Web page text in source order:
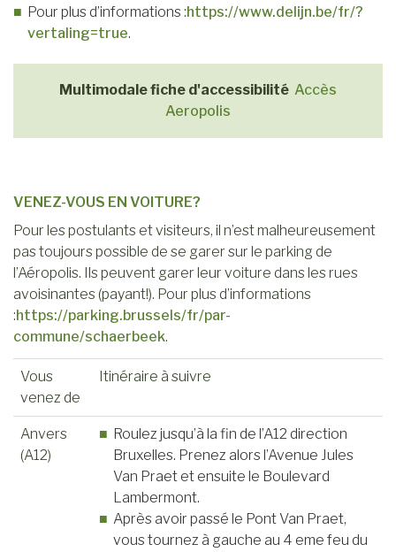
Pour plus d’informations :https://www.delijn.be/fr/?
vertaling=true.
Multimodale fiche d'accessibilité Accès
Aeropolis
VENEZ-VOUS EN VOITURE?
Pour les postulants et visiteurs, il n’est malheureusement
pas toujours possible de se garer sur le parking de
l’Aéropolis. Ils peuvent garer leur voiture dans les rues
avoisinantes (payant!). Pour plus d’informations
:https://parking.brussels/fr/par-
commune/schaerbeek.
Vous
venez de
Itinéraire à suivre
Anvers
(A12)
Roulez jusqu’à la fin de l’A12 direction
Bruxelles. Prenez alors l’Avenue Jules
Van Praet et ensuite le Boulevard
Lambermont.
Après avoir passé le Pont Van Praet,
vous tournez à gauche au 4 eme feu du